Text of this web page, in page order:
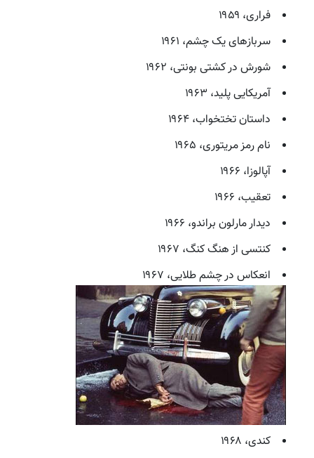
فراری، ۱۹۵۹
سربازهای یک چشم، ۱۹۶۱
شورش در کشتی بونتی، ۱۹۶۲
آمریکایی پلید، ۱۹۶۳
داستان تختخواب، ۱۹۶۴
نام رمز مریتوری، ۱۹۶۵
آپالوزا، ۱۹۶۶
تعقیب، ۱۹۶۶
دیدار مارلون براندو، ۱۹۶۶
کنتسی از هنگ کنگ، ۱۹۶۷
انعکاس در چشم طلایی، ۱۹۶۷
کندی، ۱۹۶۸